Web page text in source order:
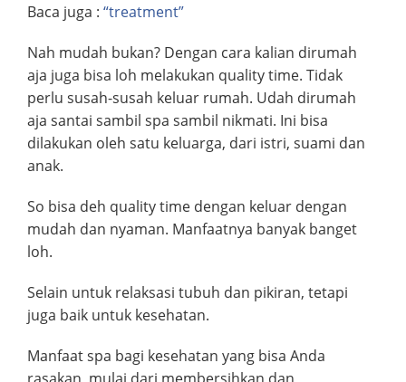
Baca juga : “treatment”
Nah mudah bukan? Dengan cara kalian dirumah
aja juga bisa loh melakukan quality time. Tidak
perlu susah-susah keluar rumah. Udah dirumah
aja santai sambil spa sambil nikmati. Ini bisa
dilakukan oleh satu keluarga, dari istri, suami dan
anak.
So bisa deh quality time dengan keluar dengan
mudah dan nyaman. Manfaatnya banyak banget
loh.
Selain untuk relaksasi tubuh dan pikiran, tetapi
juga baik untuk kesehatan.
Manfaat spa bagi kesehatan yang bisa Anda